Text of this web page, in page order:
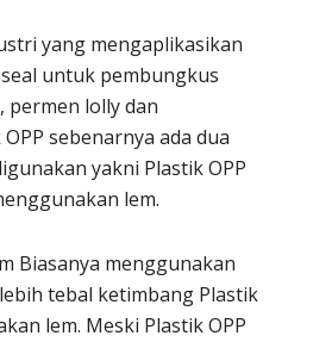
yang mengaplikasikan
untuk pembungkus
permen lolly dan
sebenarnya ada dua
yakni Plastik OPP
lem.
Biasanya menggunakan
tebal ketimbang Plastik
lem. Meski Plastik OPP